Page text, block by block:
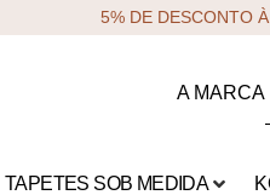
5% DE DESCONTO
A MARCA
TAPETES SOB MEDIDA